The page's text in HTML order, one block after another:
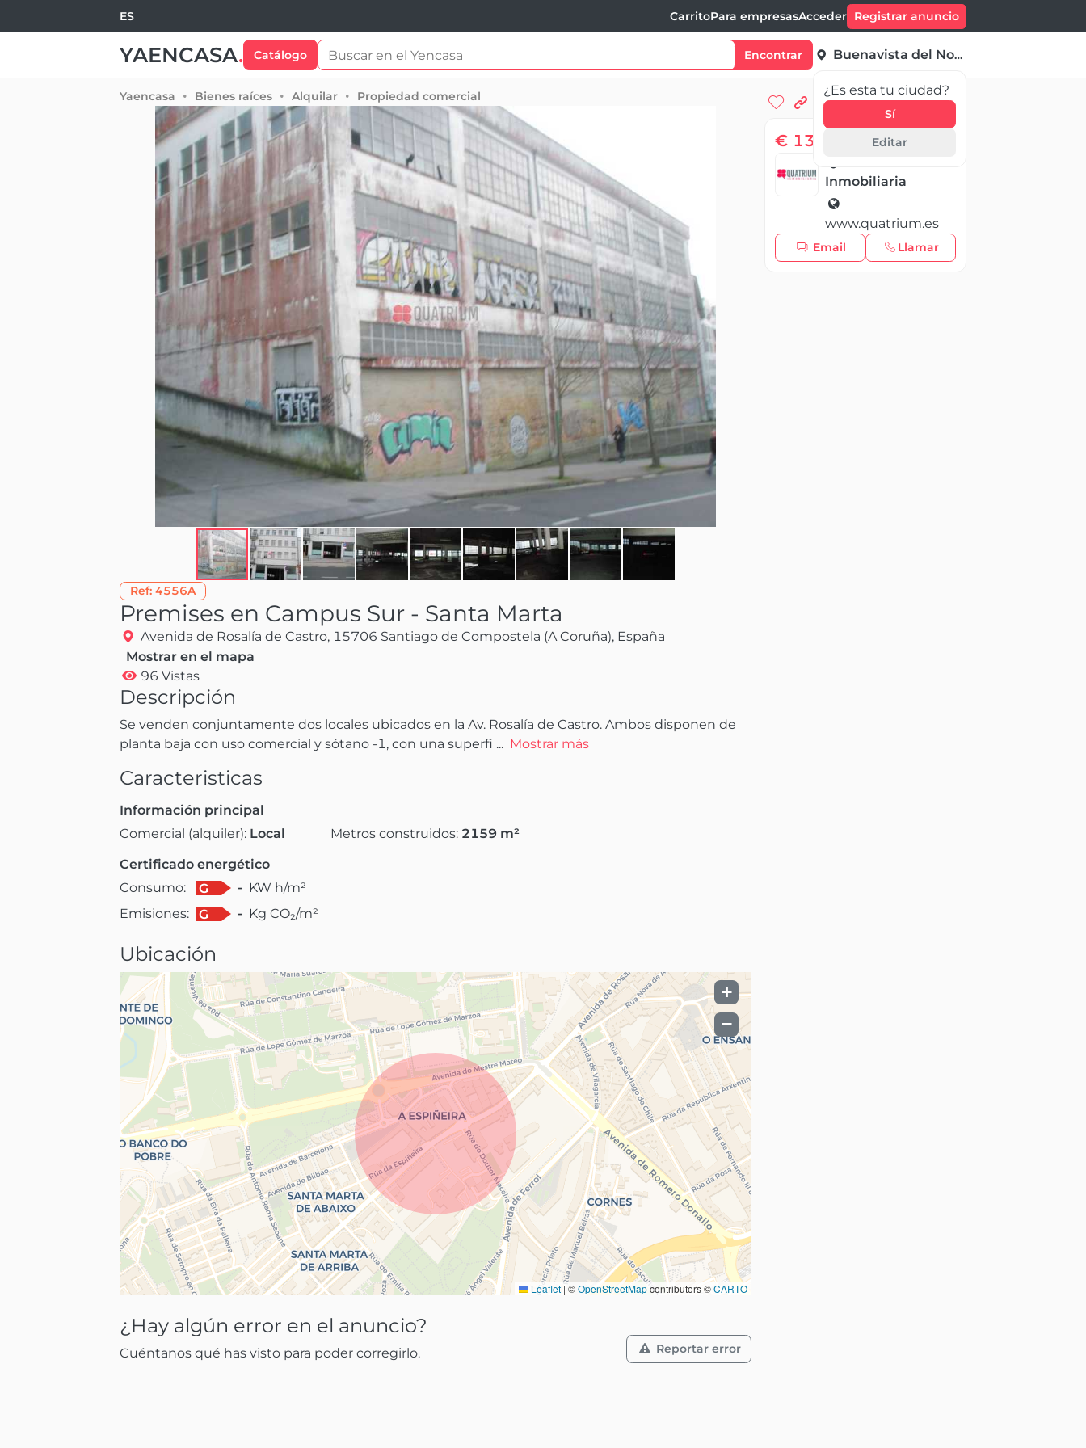
ES CarritoPara empresasAcceder Registrar anuncio
YAENCASA. Catálogo Encontrar Buenavista del Norte
¿Es esta tu ciudad?
Sí
Editar
Yaencasa Bienes raíces Alquilar Propiedad comercial
Ref: 4556A
Premises en Campus Sur - Santa Marta
Avenida de Rosalía de Castro, 15706 Santiago de Compostela (A Coruña), España
Mostrar en el mapa
96 Vistas
Descripción
Se venden conjuntamente dos locales ubicados en la Av. Rosalía de Castro. Ambos disponen de
planta baja con uso comercial y sótano -1, con una superfi ... Mostrar más
Caracteristicas
Información principal
Comercial (alquiler): Local Metros construidos: 2159 m²
Certificado energético
Consumo:
G - KW h/m²
Emisiones:
G - Kg CO₂/m²
Ubicación
+
−
Leaflet |©OpenStreetMapcontributors ©CARTO
¿Hay algún error en el anuncio?
Cuéntanos qué has visto para poder corregirlo. Reportar error
€ 13 200,00
/ Mes
Inmobiliaria
www.quatrium.es
Email Llamar